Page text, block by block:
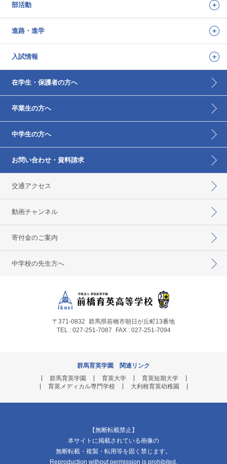
部活動
進路・進学
入試情報
在学生・保護者の方へ
卒業生の方へ
中学生の方へ
お問い合わせ・資料請求
交通アクセス
動画チャンネル
寄付金のご案内
中学校の先生方へ
〒371-0832 群馬県前橋市朝日が丘町13番地
TEL : 027-251-7087
FAX : 027-251-7094
群馬育英学園 関連リンク
群馬育英学園
育英大学
育英短期大学
育英メディカル専門学校
大利根育英幼稚園
【無断転載禁止】
本サイトに掲載されている画像の
無断転載・複製・転用等を固く禁じます。
Reproduction without permission is prohibited.